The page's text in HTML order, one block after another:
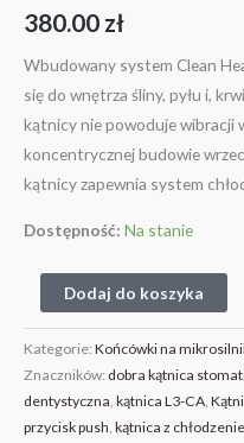
5.00na 5 na
podstawie
klienta
380.00 zł
Wbudowany system Clean
się do wnętrza śliny, pyłu i,
kątnicy nie powoduje wibracji
koncentrycznej budowie
kątnicy zapewnia system
Dostępność: Na stanie
Dodaj do koszyka
Kategorie: Końcówki na
Znaczników: dobra kątnica
dentystyczna, kątnica L3-CA,
przycisk push, kątnica z